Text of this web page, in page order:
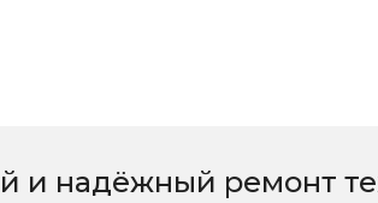
и надёжный ремонт